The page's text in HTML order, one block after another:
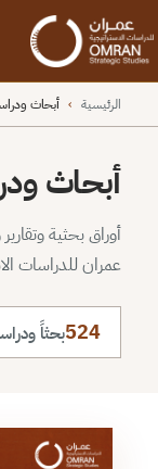
الرئيسية › أبحاث
أبحاث
أوراق بحثية
عمران للدراسات
524بحثاً